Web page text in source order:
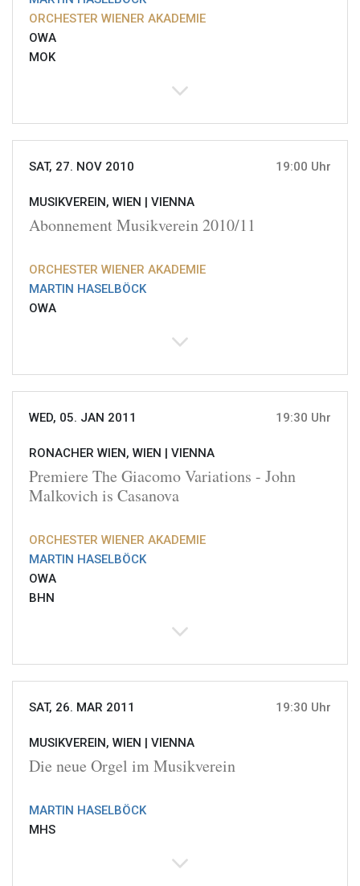
ORCHESTER WIENER AKADEMIE
OWA
MOK
SAT, 27. NOV 2010 19:00 Uhr
MUSIKVEREIN, WIEN | VIENNA
Abonnement Musikverein 2010/11
ORCHESTER WIENER AKADEMIE
MARTIN HASELBÖCK
OWA
WED, 05. JAN 2011 19:30 Uhr
RONACHER WIEN, WIEN | VIENNA
Premiere The Giacomo Variations - John
Malkovich is Casanova
ORCHESTER WIENER AKADEMIE
MARTIN HASELBÖCK
OWA
BHN
SAT, 26. MAR 2011 19:30 Uhr
MUSIKVEREIN, WIEN | VIENNA
Die neue Orgel im Musikverein
MARTIN HASELBÖCK
MHS